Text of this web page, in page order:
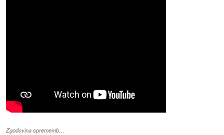
Zgodovina sprememb…